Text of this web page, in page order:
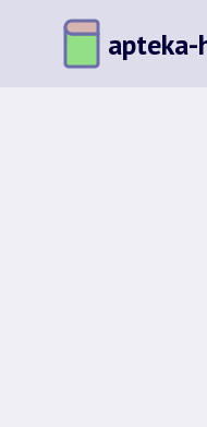
содержимому
apteka-